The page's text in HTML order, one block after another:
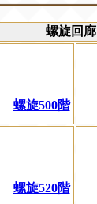
螺旋回廊
螺旋500階
螺旋520階